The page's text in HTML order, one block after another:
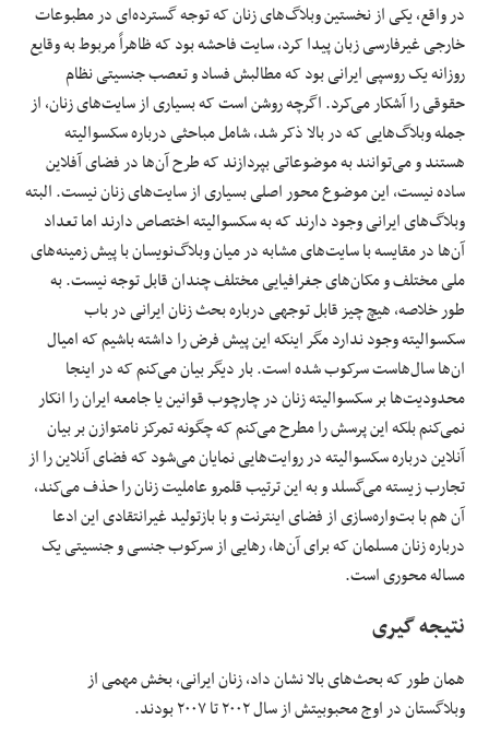
در واقع، یکی از نخستین وبلاگ‌های زنان که توجه گسترده‌ای در مطبوعات
خارجی غیرفارسی زبان پیدا کرد، سایت فاحشه بود که ظاهراً مربوط به وقایع
روزانه یک روسپی ایرانی بود که مطالبش فساد و تعصب جنسیتی نظام
حقوقی را آشکار می‌کرد. اگرچه روشن است که بسیاری از سایت‌های زنان، از
جمله وبلاگ‌هایی که در بالا ذکر شد، شامل مباحثی درباره سکسوالیته
هستند و می‌توانند به موضوعاتی بپردازند که طرح آن‌ها در فضای آفلاین
ساده نیست، این موضوع محور اصلی بسیاری از سایت‌های زنان نیست. البته
وبلاگ‌های ایرانی وجود دارند که به سکسوالیته اختصاص دارند اما تعداد
آن‌ها در مقایسه با سایت‌های مشابه در میان وبلاگ‌نویسان با پیش زمینه‌های
ملی مختلف و مکان‌های جغرافیایی مختلف چندان قابل توجه نیست. به
طور خلاصه، هیچ چیز قابل توجهی درباره بحث زنان ایرانی در باب
سکسوالیته وجود ندارد مگر اینکه این پیش فرض را داشته باشیم که امیال
ان‌ها سال‌هاست سرکوب شده است. بار دیگر بیان می‌کنم که در اینجا
محدودیت‌ها بر سکسوالیته زنان در چارچوب قوانین یا جامعه ایران را انکار
نمی‌کنم بلکه این پرسش را مطرح می‌کنم که چگونه تمرکز نامتوازن بر بیان‌
آنلاین درباره سکسوالیته در روایت‌هایی نمایان می‌شود که فضای آنلاین را از
تجارب زیسته می‌گسلد و به این ترتیب قلمرو عاملیت زنان را حذف می‌کند،
آن هم با بت‌واره‌سازی از فضای اینترنت و با بازتولید غیرانتقادی این ادعا
درباره زنان مسلمان که برای آن‌ها، رهایی از سرکوب جنسی و جنسیتی یک
مساله محوری است.
نتیجه گیری
همان طور که بحث‌های بالا نشان داد، زنان ایرانی، بخش مهمی از
وبلاگستان در اوج محبوبیتش از سال ۲۰۰۲ تا ۲۰۰۷ بودند.